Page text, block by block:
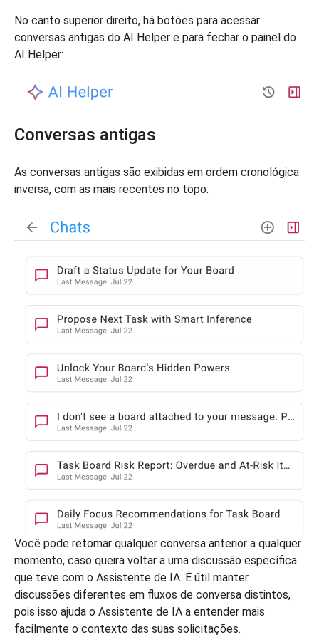
No canto superior direito, há botões para acessar
conversas antigas do AI Helper e para fechar o painel do
AI Helper:
Conversas antigas
As conversas antigas são exibidas em ordem cronológica
inversa, com as mais recentes no topo:
Você pode retomar qualquer conversa anterior a qualquer
momento, caso queira voltar a uma discussão específica
que teve com o Assistente de IA. É útil manter
discussões diferentes em fluxos de conversa distintos,
pois isso ajuda o Assistente de IA a entender mais
facilmente o contexto das suas solicitações.